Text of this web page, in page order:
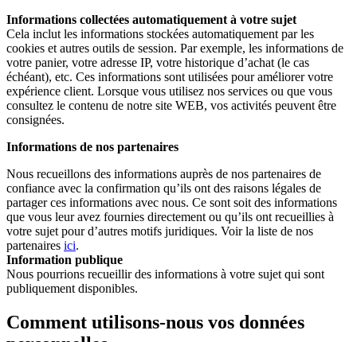
Informations collectées automatiquement à votre sujet
Cela inclut les informations stockées automatiquement par les
cookies et autres outils de session. Par exemple, les informations de
votre panier, votre adresse IP, votre historique d’achat (le cas
échéant), etc. Ces informations sont utilisées pour améliorer votre
expérience client. Lorsque vous utilisez nos services ou que vous
consultez le contenu de notre site WEB, vos activités peuvent être
consignées.
Informations de nos partenaires
Nous recueillons des informations auprès de nos partenaires de
confiance avec la confirmation qu’ils ont des raisons légales de
partager ces informations avec nous. Ce sont soit des informations
que vous leur avez fournies directement ou qu’ils ont recueillies à
votre sujet pour d’autres motifs juridiques. Voir la liste de nos
partenaires ici.
Information publique
Nous pourrions recueillir des informations à votre sujet qui sont
publiquement disponibles.
Comment utilisons-nous vos données